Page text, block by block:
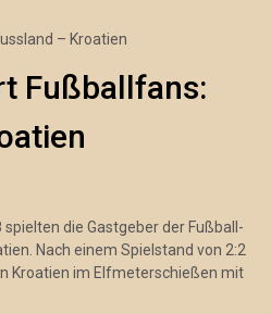
– Kroatien
Fußballfans:
die Gastgeber der Fußball-
Nach einem Spielstand von 2:2
Kroatien im Elfmeterschießen mit